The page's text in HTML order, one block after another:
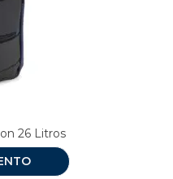
26 Litros